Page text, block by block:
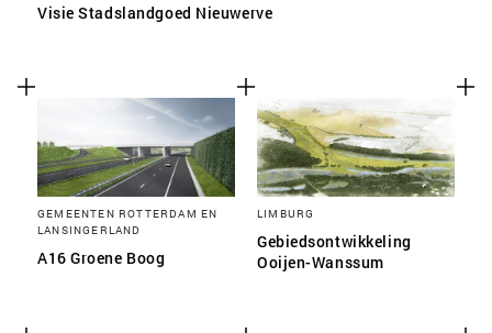
Visie Stadslandgoed Nieuwerve
GEMEENTEN ROTTERDAM EN
LANSINGERLAND
A16 Groene Boog
LIMBURG
Gebiedsontwikkeling
Ooijen-Wanssum